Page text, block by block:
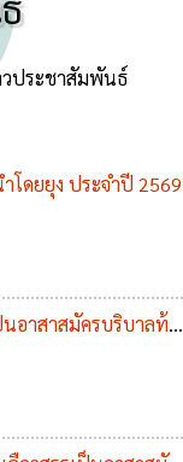
ประชาสัมพันธ์
โดยยุง ประจำปี 2569
อาสาสมัครบริบาลท้อง